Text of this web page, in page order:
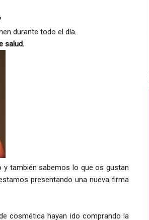
durante todo el día.
salud.
y también sabemos lo que os gustan
presentando una nueva firma
cosmética hayan ido comprando la